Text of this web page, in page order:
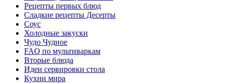
Рецепты первых блюд
Сладкие рецепты Десерты
Соус
Холодные закуски
Чудо Чудное
FAQ по мультиваркам
Вторые блюда
Идеи сервировки стола
Кухни мира